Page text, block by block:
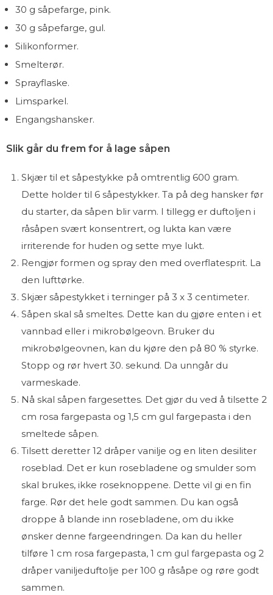
30 g såpefarge, pink.
30 g såpefarge, gul.
Silikonformer.
Smelterør.
Sprayflaske.
Limsparkel.
Engangshansker.
Slik går du frem for å lage såpen
Skjær til et såpestykke på omtrentlig 600 gram.
Dette holder til 6 såpestykker. Ta på deg hansker før
du starter, da såpen blir varm. I tillegg er duftoljen i
råsåpen svært konsentrert, og lukta kan være
irriterende for huden og sette mye lukt.
Rengjør formen og spray den med overflatesprit. La
den lufttørke.
Skjær såpestykket i terninger på 3 x 3 centimeter.
Såpen skal så smeltes. Dette kan du gjøre enten i et
vannbad eller i mikrobølgeovn. Bruker du
mikrobølgeovnen, kan du kjøre den på 80 % styrke.
Stopp og rør hvert 30. sekund. Da unngår du
varmeskade.
Nå skal såpen fargesettes. Det gjør du ved å tilsette 2
cm rosa fargepasta og 1,5 cm gul fargepasta i den
smeltede såpen.
Tilsett deretter 12 dråper vanilje og en liten desiliter
roseblad. Det er kun rosebladene og smulder som
skal brukes, ikke roseknoppene. Dette vil gi en fin
farge. Rør det hele godt sammen. Du kan også
droppe å blande inn rosebladene, om du ikke
ønsker denne fargeendringen. Da kan du heller
tilføre 1 cm rosa fargepasta, 1 cm gul fargepasta og 2
dråper vaniljeduftolje per 100 g råsåpe og røre godt
sammen.